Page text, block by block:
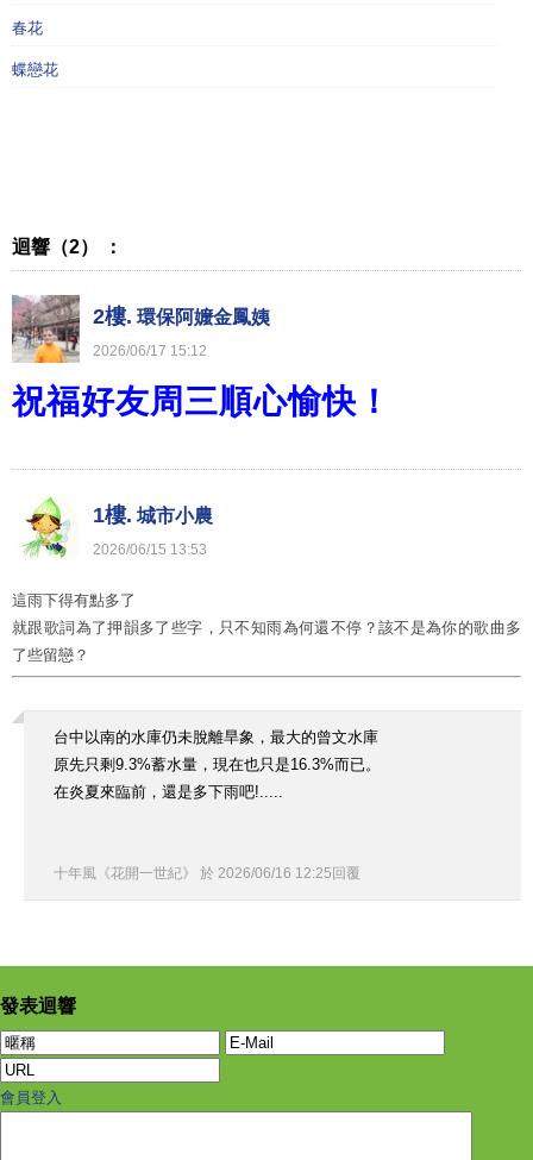
春花
蝶戀花
迴響（2） ：
2樓. 環保阿嬤金鳳姨
2026/06/17 15:12
祝福好友周三順心愉快！
1樓. 城市小農
2026/06/15 13:53
這雨下得有點多了
就跟歌詞為了押韻多了些字，只不知雨為何還不停？該不是為你的歌曲多
了些留戀？
台中以南的水庫仍未脫離旱象，最大的曾文水庫
原先只剩9.3%蓄水量，現在也只是16.3%而已。
在炎夏來臨前，還是多下雨吧!.....
十年風《花開一世紀》 於 2026/06/16 12:25 回覆
發表迴響
會員登入